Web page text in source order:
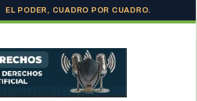
EL PODER, CUADRO POR CUADRO.